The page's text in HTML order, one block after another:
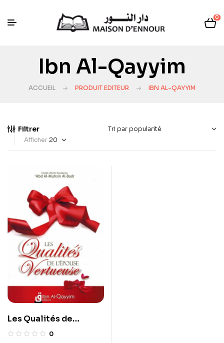
0
Ibn Al-Qayyim
ACCUEIL PRODUIT EDITEUR IBN AL-QAYYIM
Filtrer
Afficher
Les Qualités de
l’Épouse Vertueuse –
0